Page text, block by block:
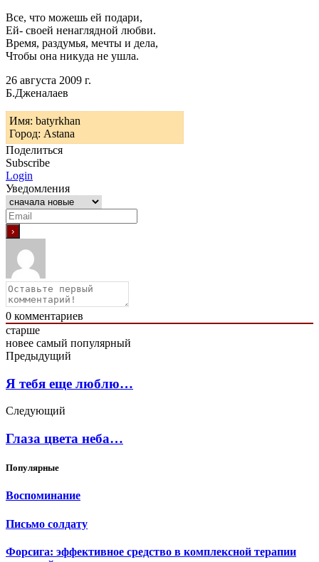
Все, что можешь ей подари,
Ей- своей ненаглядной любви.
Время, раздумья, мечты и дела,
Чтобы она никуда не ушла.
26 августа 2009 г.
Б.Дженалаев
Имя: batyrkhan
Город: Аstana
Поделиться
Subscribe
Login
Уведомления
0 комментариев
старше
новее самый популярный
Предыдущий
Я тебя еще люблю…
Следующий
Глаза цвета неба…
Популярные
Воспоминание
Письмо солдату
Форсига: эффективное средство в комплексной терапии